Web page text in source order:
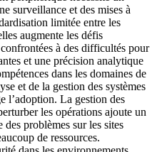
surveillance et des mises à
limitée entre les
augmente les défis
à des difficultés pour
et une précision analytique
dans les domaines de
et de la gestion des systèmes
l’adoption. La gestion des
les opérations ajoute un
problèmes sur les sites
de ressources.